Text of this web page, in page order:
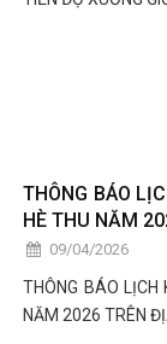
THÔNG BÁO
HÈ THU NĂM
09/04/2026
THÔNG BÁO LỊCH
NĂM 2026 TRÊN